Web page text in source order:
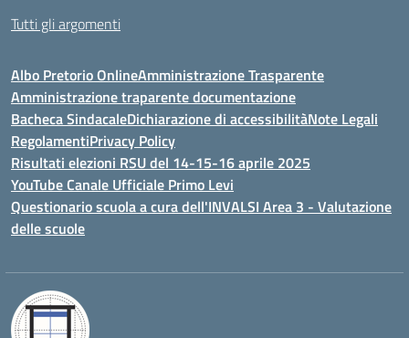
Tutti gli argomenti
Albo Pretorio OnlineAmministrazione Trasparente
Amministrazione traparente documentazione
Bacheca SindacaleDichiarazione di accessibilitàNote Legali
RegolamentiPrivacy Policy
Risultati elezioni RSU del 14-15-16 aprile 2025
YouTube Canale Ufficiale Primo Levi
Questionario scuola a cura dell'INVALSI Area 3 - Valutazione
delle scuole